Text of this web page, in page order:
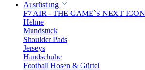
Ausrüstung
F7 AIR - THE GAME`S NEXT ICON
Helme
Mundstück
Shoulder Pads
Jerseys
Handschuhe
Football Hosen & Gürtel